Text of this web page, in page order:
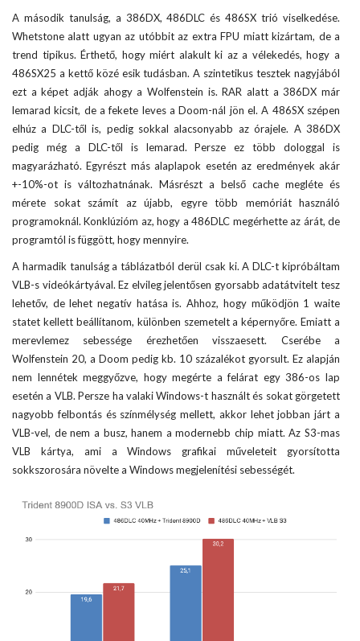
A második tanulság, a 386DX, 486DLC és 486SX trió viselkedése.
Whetstone alatt ugyan az utóbbit az extra FPU miatt kizártam, de a
trend tipikus. Érthető, hogy miért alakult ki az a vélekedés, hogy a
486SX25 a kettő közé esik tudásban. A szintetikus tesztek nagyjából
ezt a képet adják ahogy a Wolfenstein is. RAR alatt a 386DX már
lemarad kicsit, de a fekete leves a Doom-nál jön el. A 486SX szépen
elhúz a DLC-től is, pedig sokkal alacsonyabb az órajele. A 386DX
pedig még a DLC-től is lemarad. Persze ez több dologgal is
magyarázható. Egyrészt más alaplapok esetén az eredmények akár
+-10%-ot is változhatnának. Másrészt a belső cache megléte és
mérete sokat számít az újabb, egyre több memóriát használó
programoknál. Konklúzióm az, hogy a 486DLC megérhette az árát, de
programtól is függött, hogy mennyire.
A harmadik tanulság a táblázatból derül csak ki. A DLC-t kipróbáltam
VLB-s videókártyával. Ez elvileg jelentősen gyorsabb adatátvitelt tesz
lehetőv, de lehet negatív hatása is. Ahhoz, hogy működjön 1 waite
statet kellett beállítanom, különben szemetelt a képernyőre. Emiatt a
merevlemez sebessége érezhetően visszaesett. Cserébe a
Wolfenstein 20, a Doom pedig kb. 10 százalékot gyorsult. Ez alapján
nem lennétek meggyőzve, hogy megérte a felárat egy 386-os lap
esetén a VLB. Persze ha valaki Windows-t használt és sokat görgetett
nagyobb felbontás és színmélység mellett, akkor lehet jobban járt a
VLB-vel, de nem a busz, hanem a modernebb chip miatt. Az S3-mas
VLB kártya, ami a Windows grafikai műveleteit gyorsította
sokkszorosára növelte a Windows megjelenítési sebességét.